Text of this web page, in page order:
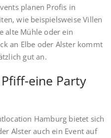
planen Profis in
wie beispielsweise Villen
alte Mühle oder ein
an Elbe oder Alster kommt
gut an.
eine Party
Hamburg bietet sich
Alster auch ein Event auf